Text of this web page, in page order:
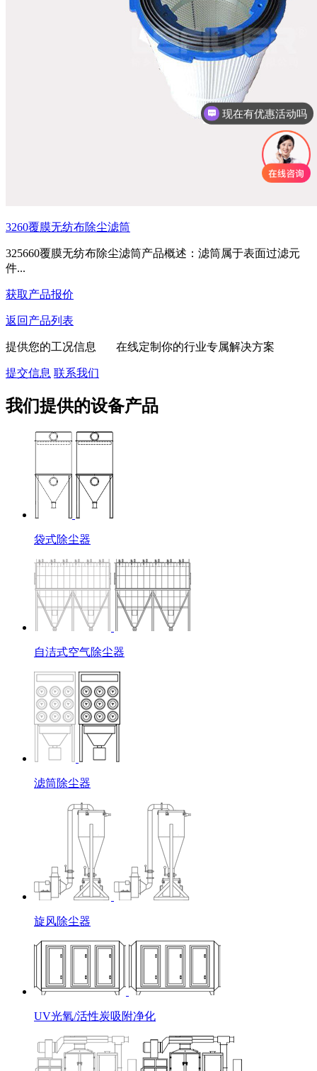
3260覆膜无纺布除尘滤筒
325660覆膜无纺布除尘滤筒产品概述：滤筒属于表面过滤元
件...
获取产品报价
返回产品列表
提供您的工况信息 在线定制你的行业专属解决方案
提交信息 联系我们
我们提供的设备产品
袋式除尘器
自洁式空气除尘器
滤筒除尘器
旋风除尘器
UV光氧/活性炭吸附净化
现在有优惠活动吗